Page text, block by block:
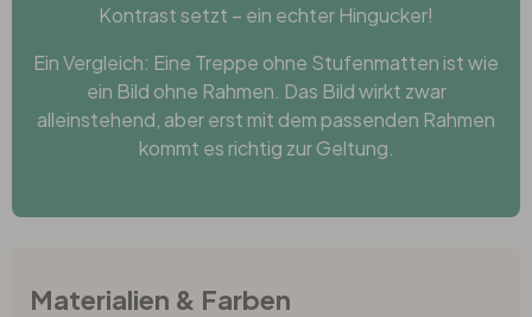
Kontrast setzt – ein echter Hingucker!
Ein Vergleich: Eine Treppe ohne Stufenmatten ist wie
ein Bild ohne Rahmen. Das Bild wirkt zwar
alleinstehend, aber erst mit dem passenden Rahmen
kommt es richtig zur Geltung.
Materialien & Farben